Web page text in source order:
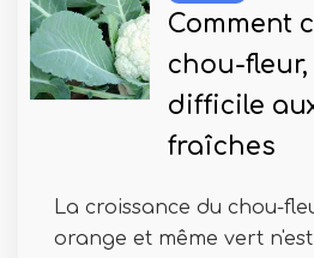
Comment
chou-
difficile
fraîches
La croissance du chou-
orange et même vert